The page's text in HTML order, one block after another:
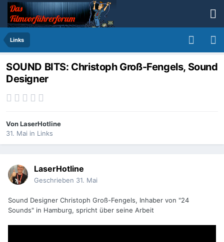
Links
SOUND BITS: Christoph Groß-Fengels, Sound
Designer
VonLaserHotline
31. Mai in Links
LaserHotline
Geschrieben 31. Mai
Sound Designer Christoph Groß-Fengels, Inhaber von "24
Sounds" in Hamburg, spricht über seine Arbeit